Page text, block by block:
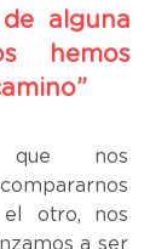
alguna
hemos
que nos
el otro, nos
a ser